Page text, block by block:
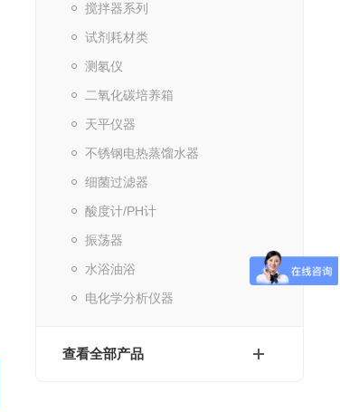
搅拌器系列
试剂耗材类
测氡仪
二氧化碳培养箱
天平仪器
不锈钢电热蒸馏水器
细菌过滤器
酸度计/PH计
振荡器
水浴油浴
电化学分析仪器
查看全部产品